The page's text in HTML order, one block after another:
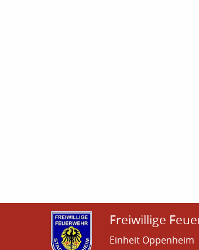
Freiwillige
Einheit Oppenheim